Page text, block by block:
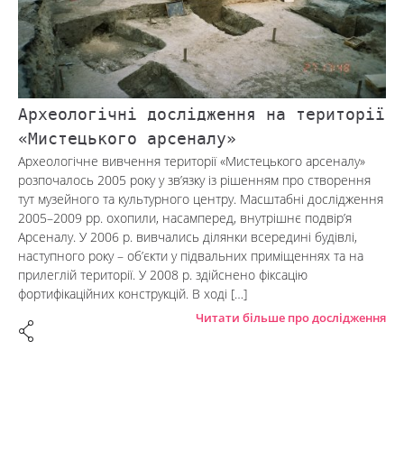
Археологічні дослідження на території
«Мистецького арсеналу»
Археологічне вивчення території «Мистецького арсеналу»
розпочалось 2005 року у зв’язку із рішенням про створення
тут музейного та культурного центру. Масштабні дослідження
2005–2009 рр. охопили, насамперед, внутрішнє подвір’я
Арсеналу. У 2006 р. вивчались ділянки всередині будівлі,
наступного року – об’єкти у підвальних приміщеннях та на
прилеглій території. У 2008 р. здійснено фіксацію
фортифікаційних конструкцій. В ході […]
Читати більше про дослідження